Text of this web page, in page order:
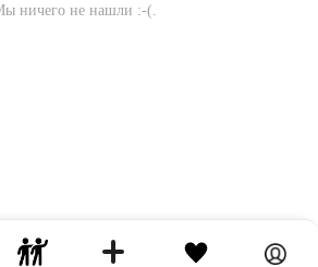
ничего не нашли :-(.